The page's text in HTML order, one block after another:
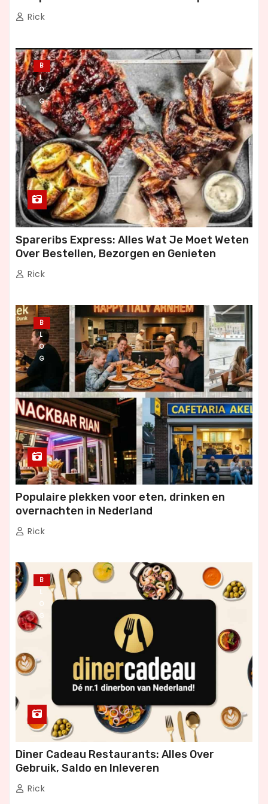
e
r
i
n
g
Dineren
Rick
B
L
O
G
Spareribs Express: Alles Wat Je Moet Weten
Over Bestellen, Bezorgen en Genieten
Rick
B
L
O
G
Populaire plekken voor eten, drinken en
overnachten in Nederland
Rick
B
L
O
G
Diner Cadeau Restaurants: Alles Over
Gebruik, Saldo en Inleveren
Rick